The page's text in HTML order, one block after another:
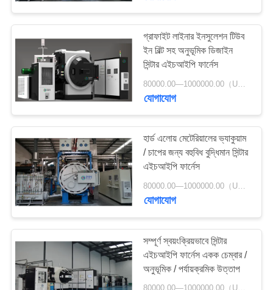
গ্রাফাইট লাইনার ইনসুলেশন টিউব
ইন বিল্ট সহ অনুভূমিক ডিজাইন
সিন্টার এইচআইপি ফার্নেস
80000.00—1000000.00（USD） MOQ:1 বিন্যাস করুন
যোগাযোগ
হার্ড এলোয় মেটেরিয়ালের ভ্যাকুয়াম
/ চাপের জন্য বহুবিধ বুদ্ধিমান সিন্টার
এইচআইপি ফার্নেস
80000.00—1000000.00（USD） MOQ:বিনিমেয়
যোগাযোগ
সম্পূর্ণ স্বয়ংক্রিয়ভাবে সিন্টার
এইচআইপি ফার্নেস একক চেম্বার /
অনুভূমিক / পর্যায়ক্রমিক উত্তাপ